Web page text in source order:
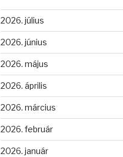
2026. július
2026. június
2026. május
2026. április
2026. március
2026. február
2026. január